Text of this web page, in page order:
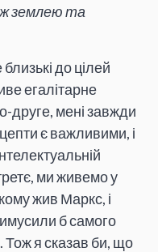
землею та
до цілей
егалітарне
друге, мені завжди
є важливими, і
ми живемо у
жив Маркс, і
б самого
Тож я сказав би, що